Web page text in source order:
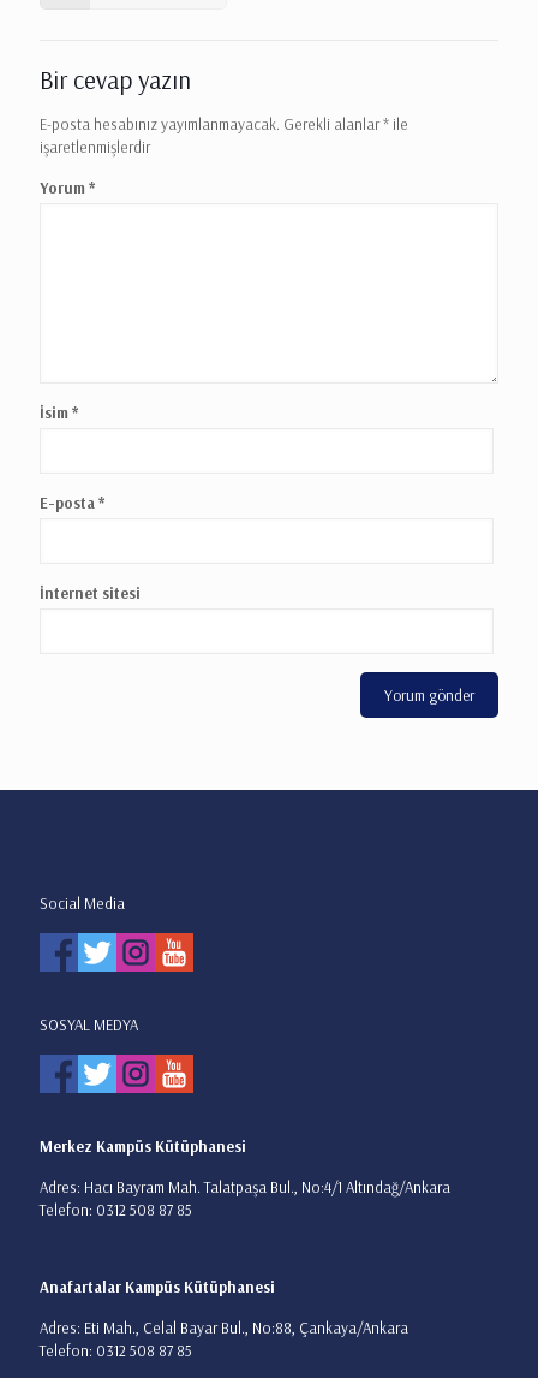
Bir cevap yazın
E-posta hesabınız yayımlanmayacak. Gerekli alanlar* ile
işaretlenmişlerdir
Yorum *
İsim *
E-posta *
İnternet sitesi
Social Media
SOSYAL MEDYA
Merkez Kampüs Kütüphanesi
Adres: Hacı Bayram Mah. Talatpaşa Bul., No:4/1 Altındağ/Ankara
Telefon: 0312 508 87 85
Anafartalar Kampüs Kütüphanesi
Adres: Eti Mah., Celal Bayar Bul., No:88, Çankaya/Ankara
Telefon: 0312 508 87 85